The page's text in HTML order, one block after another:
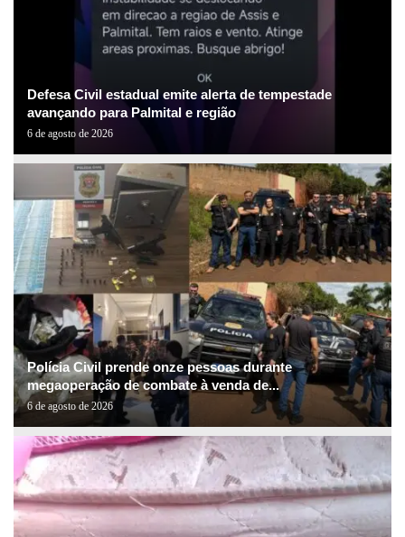
Defesa Civil estadual emite alerta de tempestade
avançando para Palmital e região
6 de agosto de 2026
Polícia Civil prende onze pessoas durante
megaoperação de combate à venda de...
6 de agosto de 2026